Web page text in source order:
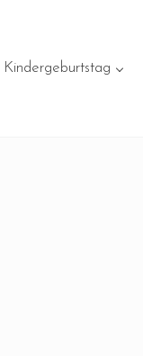
Kindergeburtstag